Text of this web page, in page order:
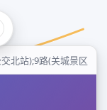
北站);9路(关城景区